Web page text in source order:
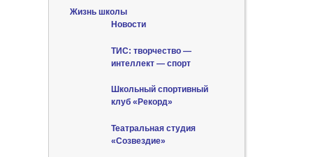
Жизнь школы
Новости
ТИС: творчество —
интеллект — спорт
Школьный спортивный
клуб «Рекорд»
Театральная студия
«Созвездие»